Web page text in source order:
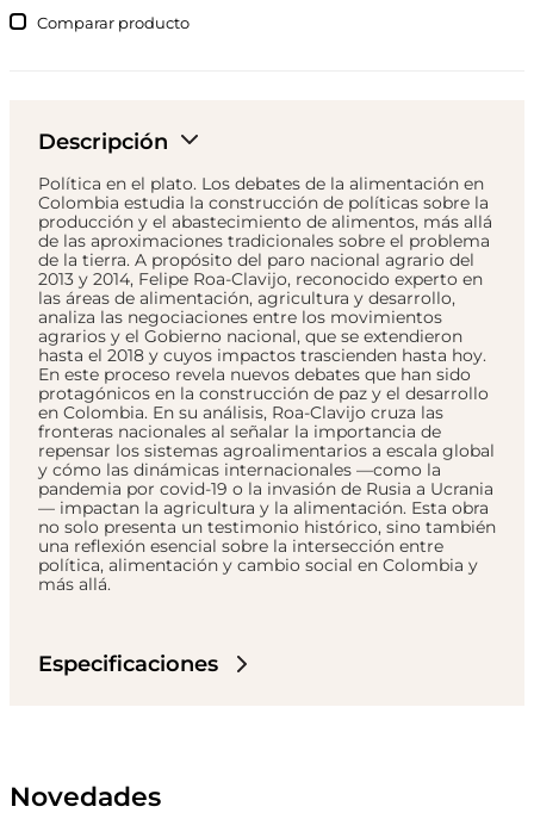
Comparar
Descripción
Política en el plato. Los debates de la alimentación en
Colombia estudia la construcción de políticas sobre la
producción y el abastecimiento de alimentos, más allá
de las aproximaciones tradicionales sobre el problema
de la tierra. A propósito del paro nacional agrario del
2013 y 2014, Felipe Roa-Clavijo, reconocido experto en
las áreas de alimentación, agricultura y desarrollo,
analiza las negociaciones entre los movimientos
agrarios y el Gobierno nacional, que se extendieron
hasta el 2018 y cuyos impactos trascienden hasta hoy.
En este proceso revela nuevos debates que han sido
protagónicos en la construcción de paz y el desarrollo
en Colombia. En su análisis, Roa-Clavijo cruza las
fronteras nacionales al señalar la importancia de
repensar los sistemas agroalimentarios a escala global
y cómo las dinámicas internacionales —como la
pandemia por covid-19 o la invasión de Rusia a Ucrania
— impactan la agricultura y la alimentación. Esta obra
no solo presenta un testimonio histórico, sino también
una reflexión esencial sobre la intersección entre
política, alimentación y cambio social en Colombia y
más allá.
Especificaciones
Novedades